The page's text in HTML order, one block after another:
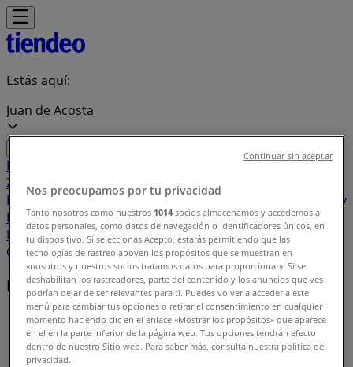
Estás aquí:
Juan de Acosta
Destacados
Zapatos
Hogar y Muebles Informática y
ElectrónicaFarmacias, Droguerías y Ópticas
Perfumerías y
BellezaRestaurantesJuguetes y BebésDeporteCarros,
Motos y RepuestosFerreterías y ConstrucciónLibros y
CineViajesBancos y Seguros
Marcas locales
Tiendeo en Juan de Acosta»
Índice marcas
Nos preocupamos por tu privacidad
Tanto nosotros como nuestros 1014 socios almacenamos y accedemos a
datos personales, como datos de navegación o identificadores únicos, en
tu dispositivo. Si seleccionas Acepto, estarás permitiendo que las
tecnologías de rastreo apoyen los propósitos que se muestran en
«nosotros y nuestros socios tratamos datos para proporcionar». Si se
deshabilitan los rastreadores, parte del contenido y los anuncios que ves
podrían dejar de ser relevantes para ti. Puedes volver a acceder a este
menú para cambiar tus opciones o retirar el consentimiento en cualquier
momento haciendo clic en el enlace «Mostrar los propósitos» que aparece
en el en la parte inferior de la página web. Tus opciones tendrán efecto
dentro de nuestro Sitio web. Para saber más, consulta nuestra política de
privacidad.
Continuar sin aceptar